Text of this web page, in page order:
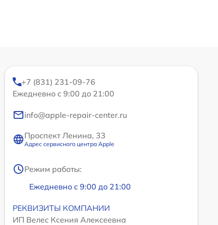
+7 (831) 231-09-76
Ежедневно с 9:00 до 21:00
info@apple-repair-center.ru
Проспект Ленина, 33
Адрес сервисного центра Apple
Режим работы:
Ежедневно с 9:00 до 21:00
РЕКВИЗИТЫ КОМПАНИИ
ИП Велес Ксения Алексеевна